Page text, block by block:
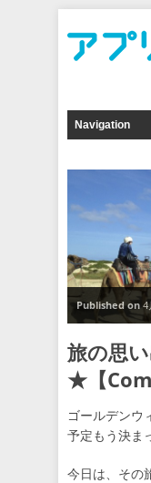
Published on4
旅の思
★【
ゴールデン
予定もう決ま
今日は、その